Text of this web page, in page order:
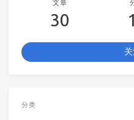
文章
30
分类